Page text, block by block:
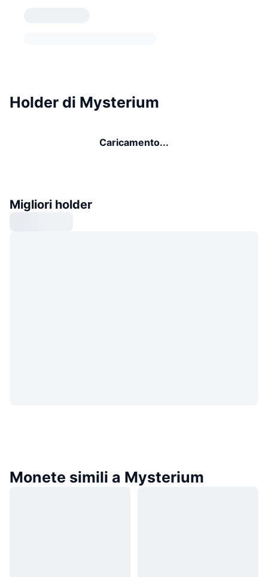
Holder di Mysterium
Caricamento...
Migliori holder
Monete simili a Mysterium